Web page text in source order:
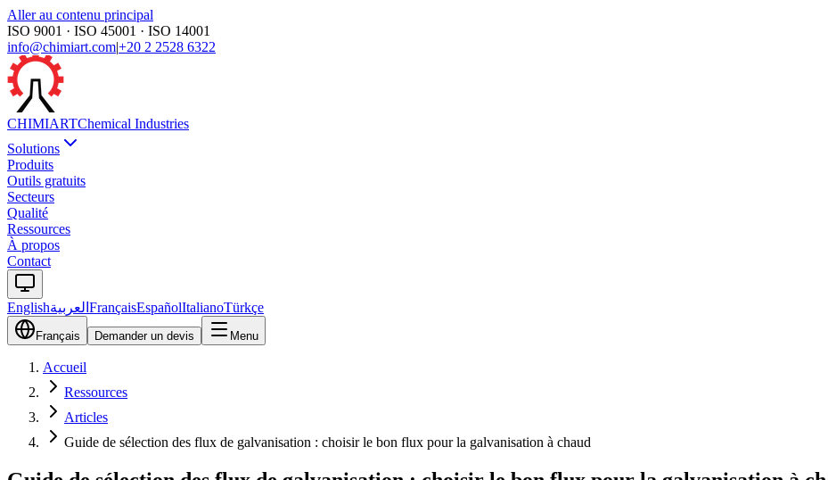
Aller au contenu principal
ISO 9001 · ISO 45001 · ISO 14001
info@chimiart.com|+20 2 2528 6322
CHIMIARTChemical Industries
Solutions
Produits
Outils gratuits
Secteurs
Qualité
Ressources
À propos
Contact
Englishالعربية FrançaisEspañolItalianoTürkçe
Français Demander un devis Menu
Accueil
Ressources
Articles
Guide de sélection des flux de galvanisation : choisir le bon flux pour la galvanisation à chaud